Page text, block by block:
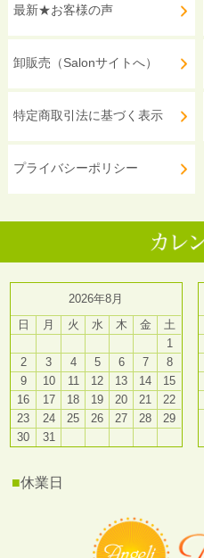
最新★お客様の声
卸販売（Salonサイトへ）
特定商取引法に基づく表示
プライバシーポリシー
2026年8月
日
月 火 水 木 金
土
1
2
3 4 5 6 7
8
9
10 11 12 13 14
15
16
17 18 19 20 21
22
23
24 25 26 27 28
29
30
31
■休業日